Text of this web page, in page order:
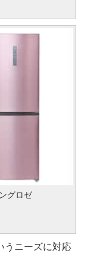
グロゼ
うニーズに対応